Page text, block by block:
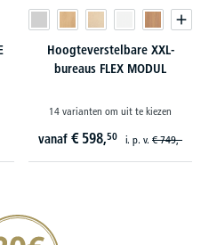
Hoogteverstelbare XXL-
bureaus FLEX MODUL
14 varianten om uit te kiezen
vanaf € 598,50 i. p. v. € 749,-
verzekeren